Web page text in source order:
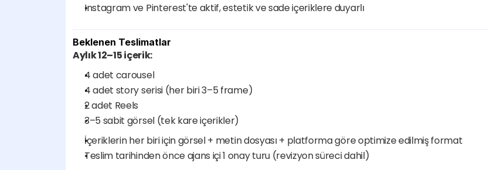
Instagram ve Pinterest'te aktif, estetik ve sade içeriklere duyarlı
Beklenen Teslimatlar
Aylık 12–15 içerik:
4 adet carousel
4 adet story serisi (her biri 3–5 frame)
2 adet Reels
3–5 sabit görsel (tek kare içerikler)
İçeriklerin her biri için görsel + metin dosyası + platforma göre optimize edilmiş format
Teslim tarihinden önce ajans içi 1 onay turu (revizyon süreci dahil)